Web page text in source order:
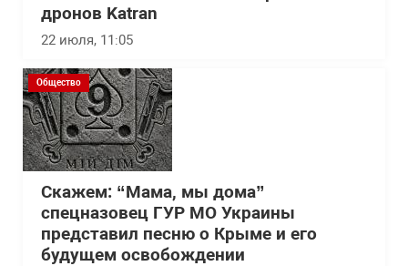
дронов Katran
22 июля, 11:05
Общество
Скажем: “Мама, мы дома”
спецназовец ГУР МО Украины
представил песню о Крыме и его
будущем освобождении